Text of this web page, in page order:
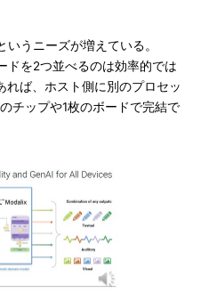
うニーズが増えている。
ドを2つ並べるのは効率的では
れば、ホスト側に別のプロセッ
チップや1枚のボードで完結で